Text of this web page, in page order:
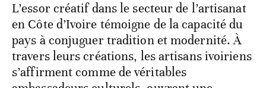
L’essor créatif dans le secteur de l’artisanat
en Côte d’Ivoire témoigne de la capacité du
pays à conjuguer tradition et modernité. À
travers leurs créations, les artisans ivoiriens
s’affirment comme de véritables